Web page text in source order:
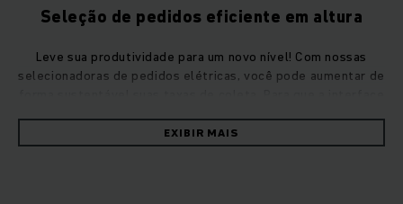
Seleção de pedidos eficiente em altura
Leve sua produtividade para um novo nível! Com nossas
selecionadoras de pedidos elétricas, você pode aumentar de
confiamos em maior segurança de direção e maior eficiência
em nossas selecionadoras de pedidos verticais.
EXIBIR MAIS